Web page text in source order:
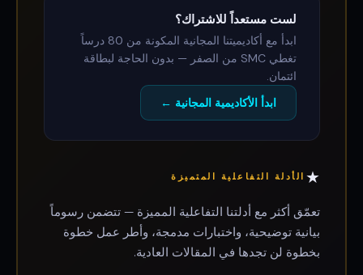
لست مستعداً للاشتراك؟
ابدأ مع أكاديميتنا المجانية المكونة من 80 درساً
تغطي SMC من الصفر — بدون الحاجة لبطاقة
ائتمان.
ابدأ الأكاديمية المجانية ←
★ الأدلة التفاعلية المتميزة
تعمّق أكثر مع أدلتنا التفاعلية المميزة — تتضمن رسوماً
بيانية توضيحية، واختبارات مدمجة، وأطر عمل خطوة
بخطوة لن تجدها في المقالات العادية.